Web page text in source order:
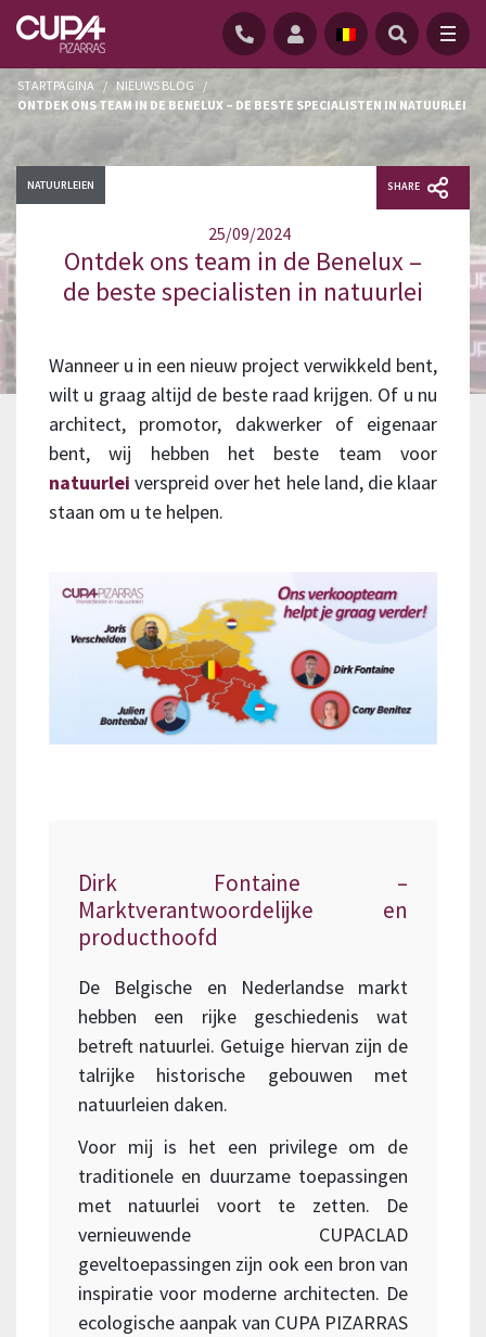
STARTPAGINA / NIEUWS BLOG
/
ONTDEK ONS TEAM IN DE BENELUX – DE BESTE SPECIALISTEN IN NATUURLEI
NATUURLEIEN
25/09/2024
SHARE
Ontdek ons team in de Benelux –
de beste specialisten in natuurlei
Wanneer u in een nieuw project verwikkeld bent,
wilt u graag altijd de beste raad krijgen. Of u nu
architect, promotor, dakwerker of eigenaar
bent, wij hebben het beste team voor
natuurlei verspreid over het hele land, die klaar
staan om u te helpen.
Dirk Fontaine –
Marktverantwoordelijke en
producthoofd
De Belgische en Nederlandse markt
hebben een rijke geschiedenis wat
betreft natuurlei. Getuige hiervan zijn de
talrijke historische gebouwen met
natuurleien daken.
Voor mij is het een privilege om de
traditionele en duurzame toepassingen
met natuurlei voort te zetten. De
vernieuwende CUPACLAD
geveltoepassingen zijn ook een bron van
inspiratie voor moderne architecten. De
ecologische aanpak van CUPA PIZARRAS